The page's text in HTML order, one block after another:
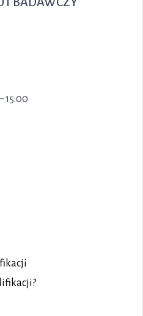
15:00
IBE PIB
PIB
IBE PIBIBE PIB
Spotify IBE PIB
ZSK
ZSK